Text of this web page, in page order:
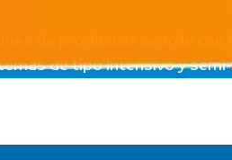
de productos acorde con
de tipo intensivo y